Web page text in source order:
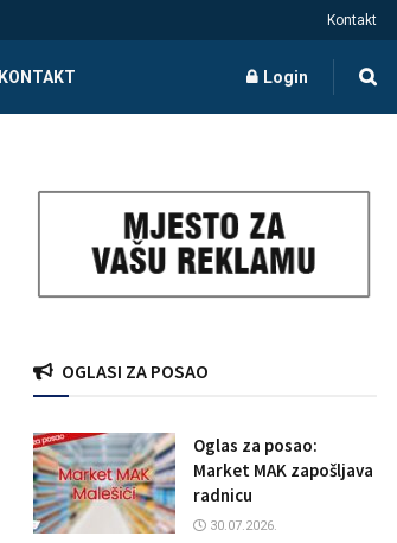
Kontakt
KONTAKT Login
OGLASI ZA POSAO
Oglas za posao:
Market MAK zapošljava
radnicu
30.07.2026.